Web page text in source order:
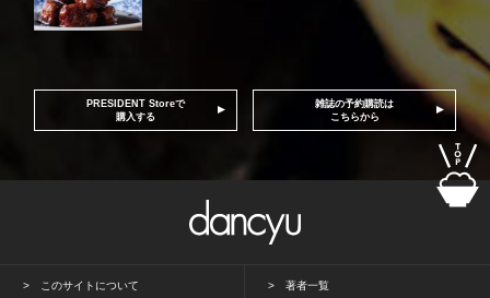
PRESIDENT Storeで
購入する
雑誌の予約購読は
こちらから
このサイトについて 著者一覧